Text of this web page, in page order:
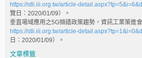
https://stli.iii.org.tw/article-
覽日：2020/01/09）。
垂直場域應用之5G頻譜政策趨勢，資訊工業策進
https://stli.iii.org.tw/article-
日：2020/01/09）。
文章標籤